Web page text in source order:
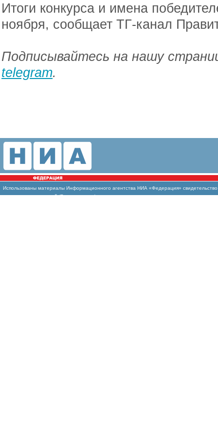
Итоги конкурса и имена
ноября, сообщает ТГ-канал
Подписывайтесь на нашу
telegram.
Использованы материалы Информационного агентства НИА «Федерация»
массовых коммуникаций (Роскомнадзор)